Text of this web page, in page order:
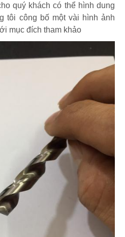
quý khách có thể hình dung
tôi công bố một vài hình ảnh
mục đích tham khảo